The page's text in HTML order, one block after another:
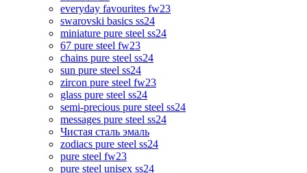
everyday favourites fw23
swarovski basics ss24
miniature pure steel ss24
67 pure steel fw23
chains pure steel ss24
sun pure steel ss24
zircon pure steel fw23
glass pure steel ss24
semi-precious pure steel ss24
messages pure steel ss24
Чистая сталь эмаль
zodiacs pure steel ss24
pure steel fw23
pure steel unisex ss24